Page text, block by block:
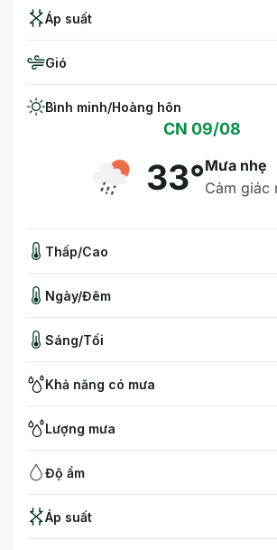
Áp suất
Gió
Bình minh/Hoàng hôn
CN 09/08
33°Mưa nhẹ
Cảm giác
Thấp/Cao
Ngày/Đêm
Sáng/Tối
Khả năng có mưa
Lượng mưa
Độ ẩm
Áp suất